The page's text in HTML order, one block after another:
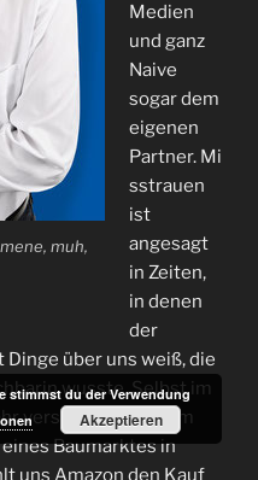
muh,
Medien
und ganz
Naive
sogar dem
eigenen
Partner. Mi
sstrauen
ist
angesagt
in Zeiten,
in denen
der
über uns weiß, die
wusste. Selbst im
verschleiern – kaum
Baumarktes in
uns Amazon den Kauf
stimmst du der Verwendung
Akzeptieren